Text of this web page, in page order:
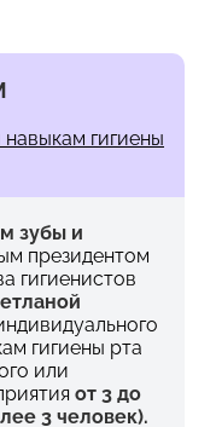
гигиены
зубы и
президентом
гигиенистов
гигиены рта
или
от 3 до
3 человек).